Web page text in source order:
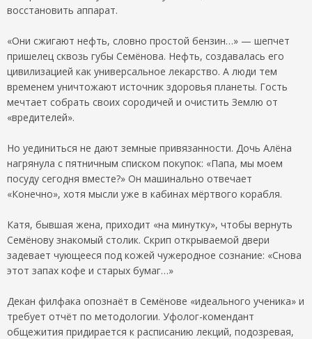
восстановить аппарат.
«Они сжигают нефть, словно простой бензин…» — шепчет
пришелец сквозь губы Семёнова. Нефть, создавалась его
цивилизацией как универсальное лекарство. А люди тем
временем уничтожают источник здоровья планеты. Гость
мечтает собрать своих сородичей и очистить Землю от
«вредителей».
Но уединиться не дают земные привязанности. Дочь Алёна
нагрянула с пятничным списком покупок: «Папа, мы моем
посуду сегодня вместе?» Он машинально отвечает
«Конечно», хотя мысли уже в кабинах мёртвого корабля.
Катя, бывшая жена, приходит «на минутку», чтобы вернуть
Семёнову знакомый столик. Скрип открываемой двери
задевает чующееся под кожей чужеродное сознание: «Снова
этот запах кофе и старых бумаг…»
Декан филфака опознаёт в Семёнове «идеального ученика» и
требует отчёт по методологии. Уфолог-комендант
общежития придирается к расписанию лекций, подозревая,